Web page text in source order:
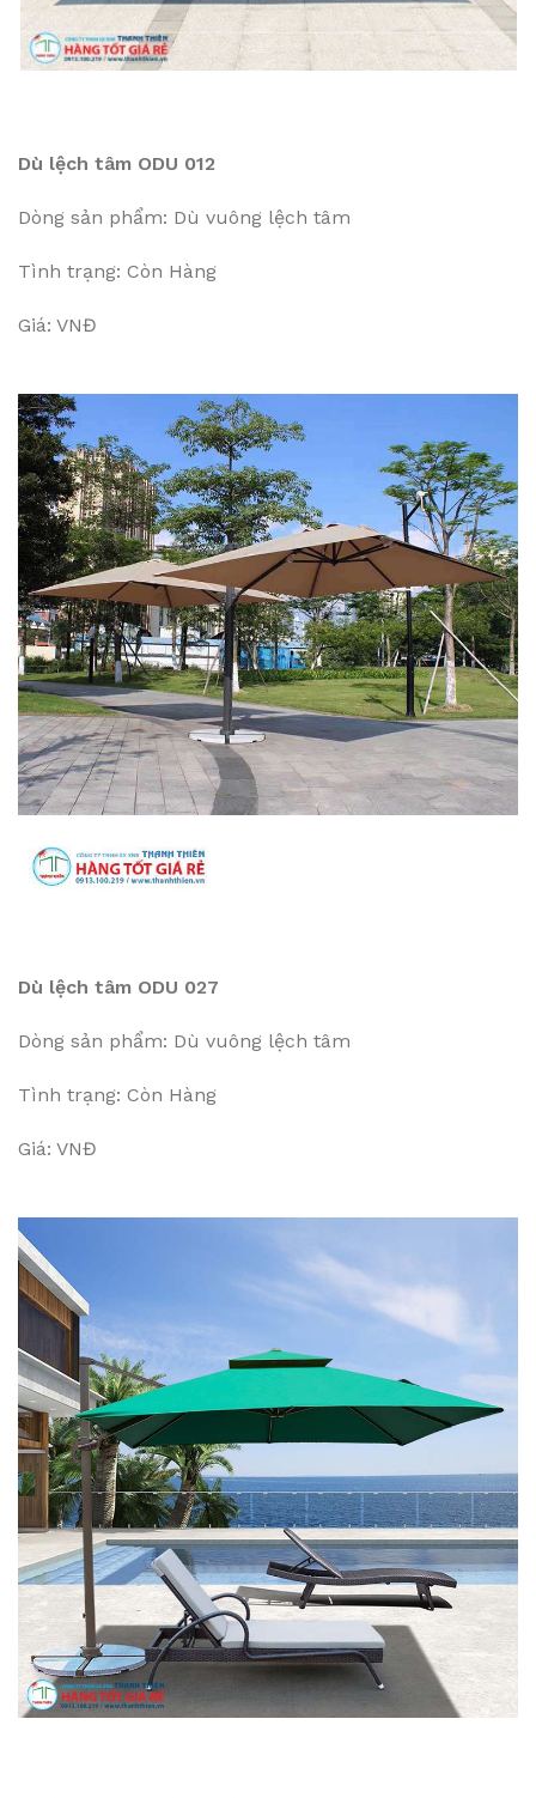
Dù lệch tâm ODU 012
Dòng sản phẩm: Dù vuông lệch tâm
Tình trạng: Còn Hàng
Giá: VNĐ
Dù lệch tâm ODU 027
Dòng sản phẩm: Dù vuông lệch tâm
Tình trạng: Còn Hàng
Giá: VNĐ